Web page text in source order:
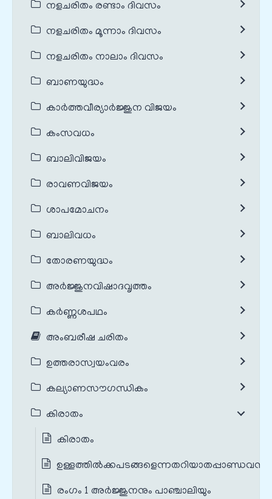
നളചരിതം രണ്ടാം ദിവസം
നളചരിതം മൂന്നാം ദിവസം
നളചരിതം നാലാം ദിവസം
ബാണയുദ്ധം
കാർത്തവീര്യാർജ്ജുന വിജയം
കംസവധം
ബാലിവിജയം
രാവണവിജയം
ശാപമോചനം
ബാലിവധം
തോരണയുദ്ധം
അർജ്ജുനവിഷാദവൃത്തം
കർണ്ണശപഥം
അംബരീഷ ചരിതം
ഉത്തരാസ്വയംവരം
കല്യാണസൗഗന്ധികം
കിരാതം
കിരാതം
രംഗം 1 അർജ്ജുനനും പാഞ്ചാലിയും